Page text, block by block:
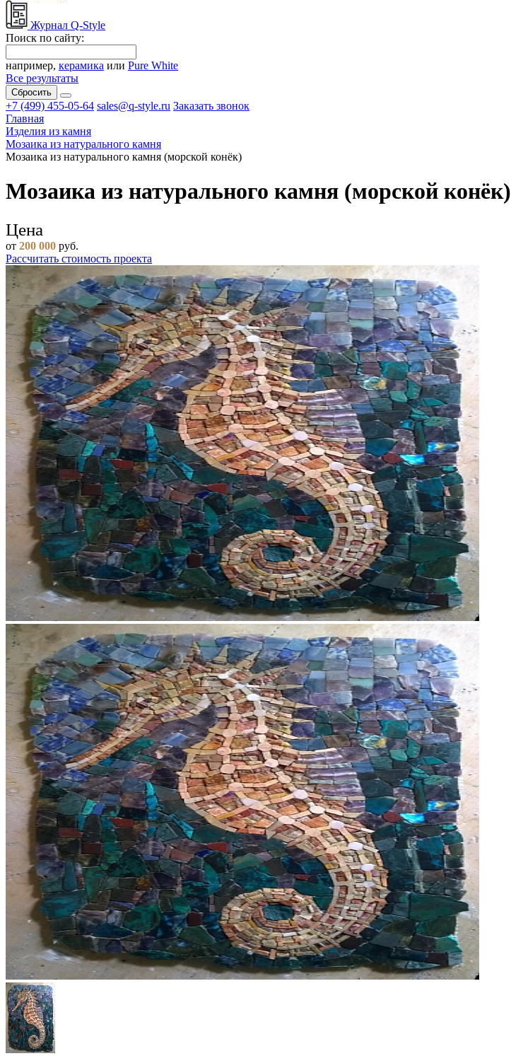
Журнал Q-Style
Поиск по сайту:
например, керамика или Pure White
Все результаты
Сбросить
+7 (499) 455-05-64 sales@q-style.ru Заказать звонок
Главная
Изделия из камня
Мозаика из натурального камня
Мозаика из натурального камня (морской конёк)
Мозаика из натурального камня (морской конёк)
Цена
от 200 000 руб.
Рассчитать стоимость проекта